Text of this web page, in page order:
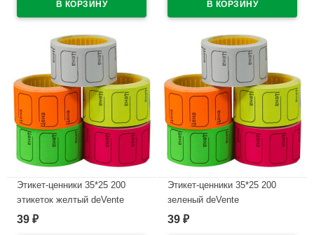
Этикет-ценники 35*25 200
этикеток желтый deVente
В наличии
39 ₽
Этикет-ценники 35*25 200
зеленый deVente
В наличии
39 ₽